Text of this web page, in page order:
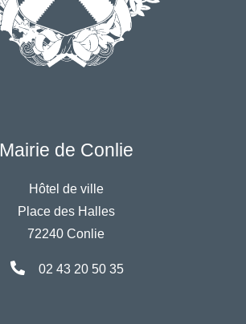
Mairie de Conlie
Hôtel de ville
Place des Halles
72240 Conlie
02 43 20 50 35